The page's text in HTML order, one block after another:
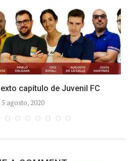
capítulo de Juvenil FC
5 agosto, 2020